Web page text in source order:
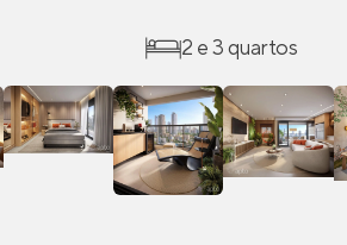
2 e 3 quartos